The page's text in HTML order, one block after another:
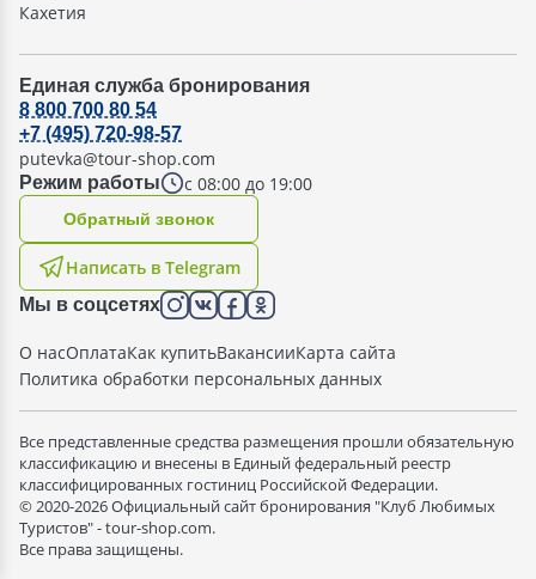
Кахетия
Единая служба бронирования
Режим работы с 08:00 до 19:00
8 800 700 80 54
+7 (495) 720-98-57
putevka@tour-shop.com
Написать в Telegram
Oбратный звонок
Мы в соцсетях
О насОплатаКак купитьВакансииКарта сайта
Политика обработки персональных данных
Все представленные средства размещения прошли обязательную
классификацию и внесены в Единый федеральный реестр
классифицированных гостиниц Российской Федерации.
© 2020-2026 Официальный сайт бронирования "Клуб Любимых
Туристов" - tour-shop.com.
Все права защищены.